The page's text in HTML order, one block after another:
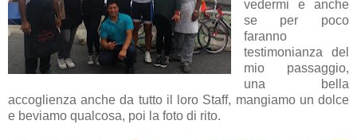
vedermi e anche
se per poco
faranno
testimonianza del
mio passaggio,
una bella
accoglienza anche da tutto il loro Staff, mangiamo un dolce
e beviamo qualcosa, poi la foto di rito.